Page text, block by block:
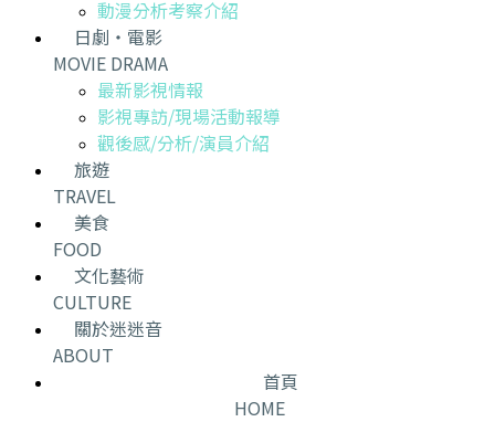
動漫分析考察介紹
日劇・電影
MOVIE DRAMA
最新影視情報
影視專訪/現場活動報導
觀後感/分析/演員介紹
旅遊
TRAVEL
美食
FOOD
文化藝術
CULTURE
關於迷迷音
ABOUT
首頁
HOME